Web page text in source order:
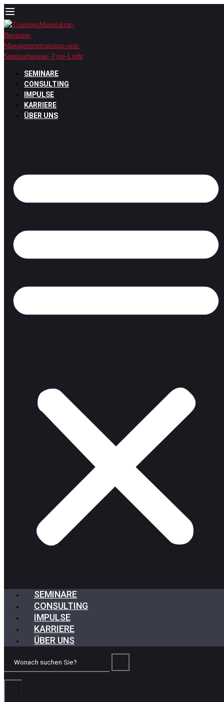
Zum
Inhalt
springen
SEMINARE
CONSULTING
IMPULSE
KARRIERE
ÜBER UNS
SEMINARE
CONSULTING
IMPULSE
KARRIERE
ÜBER UNS
Wonach
Sie?